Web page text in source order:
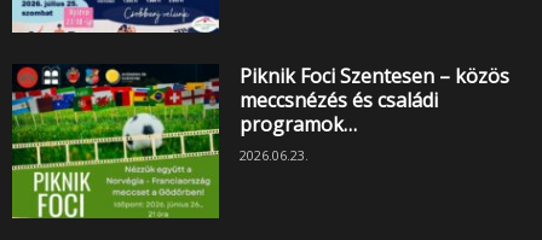
Piknik Foci Szentesen – közös
meccsnézés és családi
programok…
2026.06.23.